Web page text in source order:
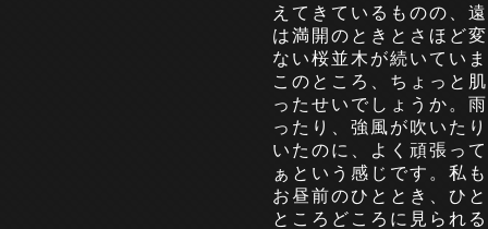
えてきているものの、
は満開のときとさほど
ない桜並木が続いてい
このところ、ちょっと
ったせいでしょうか。
ったり、強風が吹いた
いたのに、よく頑張っ
ぁという感じです。私
お昼前のひととき、ひ
ところどころに見られ